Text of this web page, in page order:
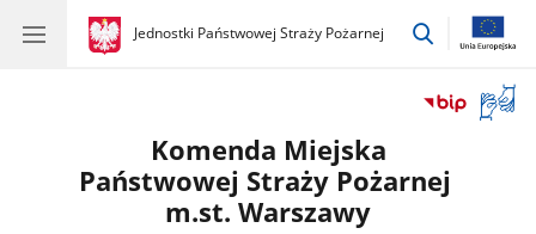
gov.pl
Jednostki Państwowej Straży Pożarnej
gov.pl
Jednostki
przejdź
okno
Komenda Miejska
Państwowej Straży Pożarnej
m.st. Warszawy